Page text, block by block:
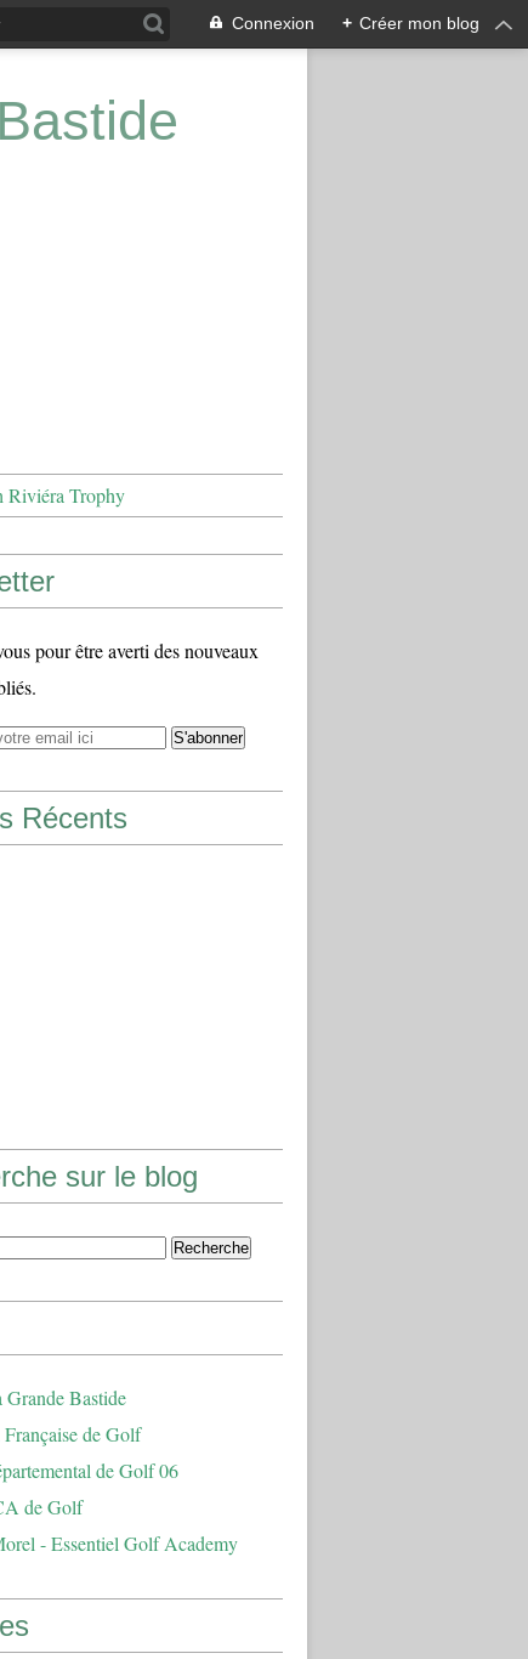
Connexion + Créer mon blog
Riviéra Trophy
pour être averti des nouveaux
Récents
sur le blog
Bastide
de Golf
de Golf 06
de Golf
- Essentiel Golf Academy